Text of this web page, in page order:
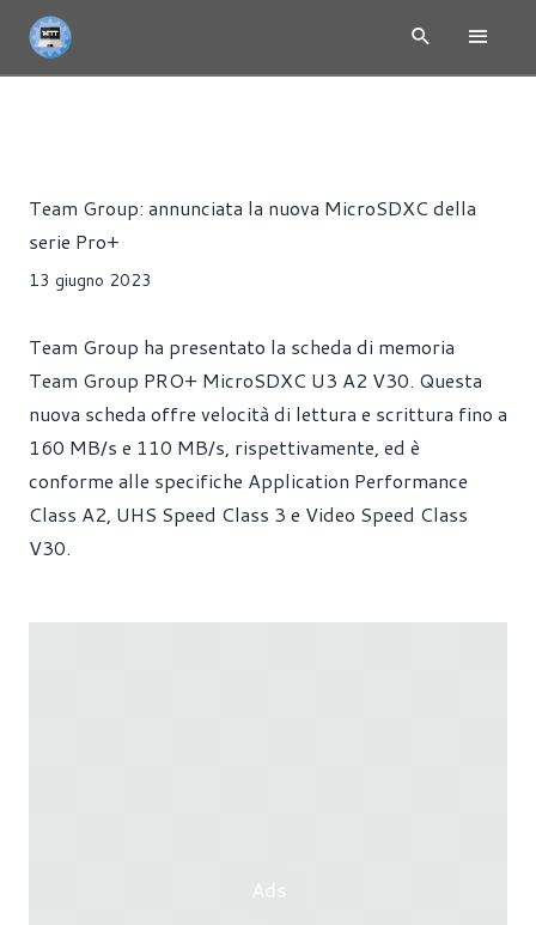
Team Group: annunciata la nuova MicroSDXC della
serie Pro+
13 giugno 2023
Team Group ha presentato la scheda di memoria
Team Group PRO+ MicroSDXC U3 A2 V30. Questa
nuova scheda offre velocità di lettura e scrittura fino a
160 MB/s e 110 MB/s, rispettivamente, ed è
conforme alle specifiche Application Performance
Class A2, UHS Speed Class 3 e Video Speed Class
V30.